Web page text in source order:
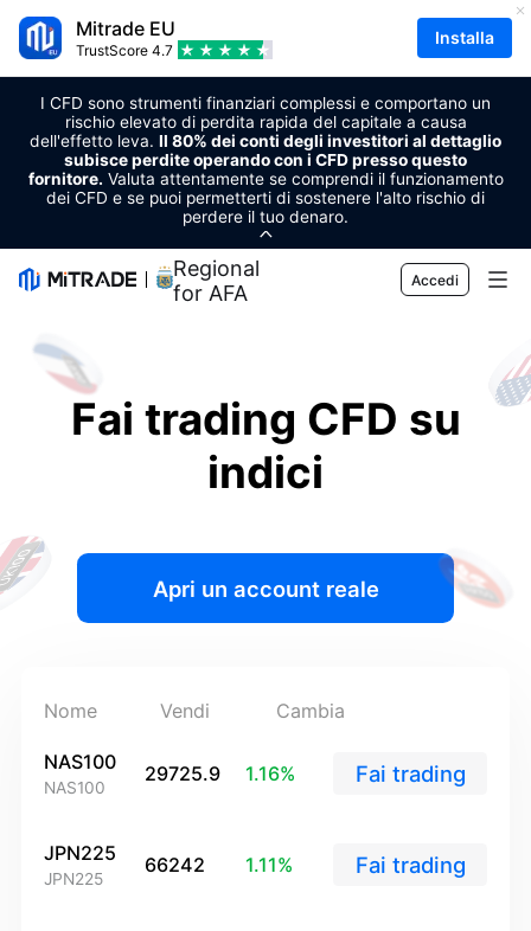
Mitrade EU
TrustScore 4.7
Installa
I CFD sono strumenti finanziari complessi e comportano un
rischio elevato di perdita rapida del capitale a causa
dell'effetto leva. Il 80% dei conti degli investitori al dettaglio
subisce perdite operando con i CFD presso questo
fornitore. Valuta attentamente se comprendi il funzionamento
dei CFD e se puoi permetterti di sostenere l'alto rischio di
perdere il tuo denaro.
Regional Sponsor
for AFA
Accedi
Mercato
Forex
Materie prime
Azioni
Indici
Trading
Piattaforma di trading
Costi e oneri
Notizie
Elementi fondamentali
Azienda
Informazioni su Mitrade
I nostri premi
Centro media
Documenti legali
Assistenza
Centro assistenza
FAQ
English
Deutsch
Nederlands
Fai trading CFD su
indici
Apri un account reale
Nome Vendi Cambia
NAS100
NAS100
29725.9 1.16% Fai trading
JPN225
JPN225
66242 1.11% Fai trading